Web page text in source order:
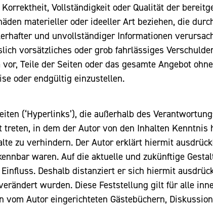
Vollständigkeit oder Qualität der
materieller oder ideeller Art beziehen, die
und unvollständiger Informationen
vorsätzliches oder grob fahrlässiges
Teile der Seiten oder das gesamte Angebot
oder endgültig einzustellen.
(‘Hyperlinks’), die außerhalb des
in dem der Autor von den Inhalten Kenntnis
zu verhindern. Der Autor erklärt hiermit
waren. Auf die aktuelle und zukünftige
Deshalb distanziert er sich hiermit
wurden. Diese Feststellung gilt für alle
Autor eingerichteten Gästebüchern,